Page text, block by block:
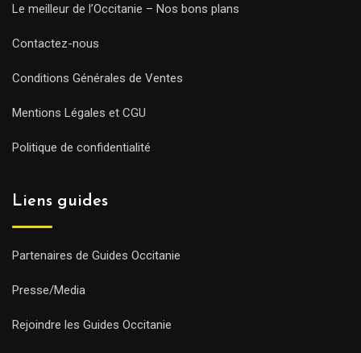
Le meilleur de l’Occitanie – Nos bons plans
Contactez-nous
Conditions Générales de Ventes
Mentions Légales et CGU
Politique de confidentialité
Liens guides
Partenaires de Guides Occitanie
Presse/Media
Rejoindre les Guides Occitanie